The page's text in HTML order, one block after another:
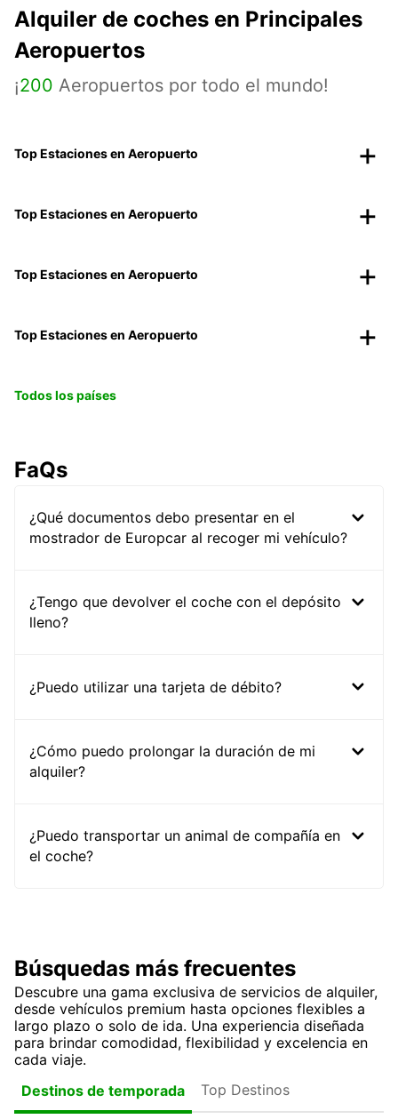
Alquiler de coches en Principales
Aeropuertos
¡200 Aeropuertos por todo el mundo!
Top Estaciones en Aeropuerto
Top Estaciones en Aeropuerto
Top Estaciones en Aeropuerto
Top Estaciones en Aeropuerto
Todos los países
FaQs
¿Qué documentos debo presentar en el
mostrador de Europcar al recoger mi vehículo?
¿Tengo que devolver el coche con el depósito
lleno?
¿Puedo utilizar una tarjeta de débito?
¿Cómo puedo prolongar la duración de mi
alquiler?
¿Puedo transportar un animal de compañía en
el coche?
Búsquedas más frecuentes
Descubre una gama exclusiva de servicios de alquiler,
desde vehículos premium hasta opciones flexibles a
largo plazo o solo de ida. Una experiencia diseñada
para brindar comodidad, flexibilidad y excelencia en
cada viaje.
Destinos de temporada
Top Destinos